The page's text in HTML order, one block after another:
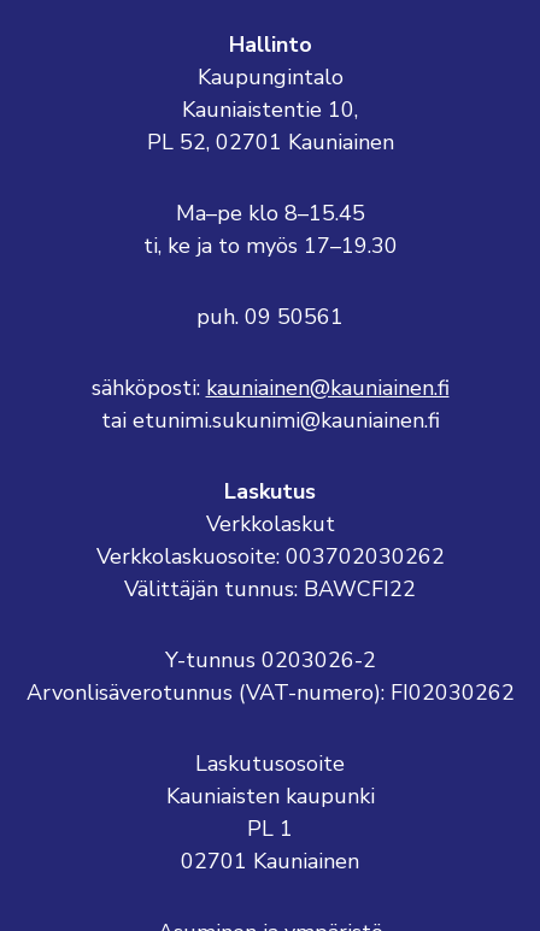
Hallinto
Kaupungintalo
Kauniaistentie 10,
PL 52, 02701 Kauniainen
Ma–pe klo 8–15.45
ti, ke ja to myös 17–19.30
puh. 09 50561
sähköposti: kauniainen@kauniainen.fi
tai etunimi.sukunimi@kauniainen.fi
Laskutus
Verkkolaskut
Verkkolaskuosoite: 003702030262
Välittäjän tunnus: BAWCFI22
Y-tunnus 0203026-2
Arvonlisäverotunnus (VAT-numero): FI02030262
Laskutusosoite
Kauniaisten kaupunki
PL 1
02701 Kauniainen